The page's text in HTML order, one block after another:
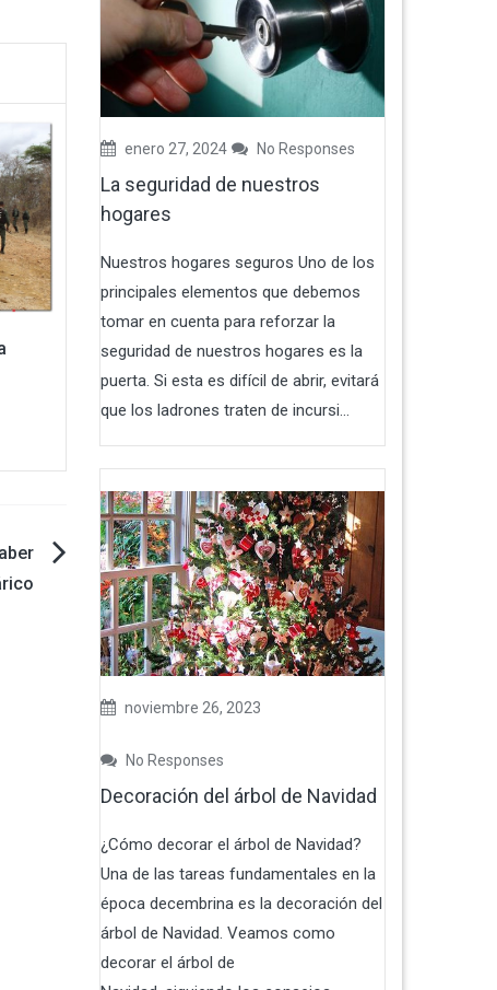
enero 27, 2024 No Responses
La seguridad de nuestros
hogares
Nuestros hogares seguros Uno de los
principales elementos que debemos
tomar en cuenta para reforzar la
seguridad de nuestros hogares es la
puerta. Si esta es difícil de abrir, evitará
que los ladrones traten de incursi...
noviembre 26, 2023
No Responses
Decoración del árbol de Navidad
¿Cómo decorar el árbol de Navidad?
Una de las tareas fundamentales en la
época decembrina es la decoración del
árbol de Navidad. Veamos como
decorar el árbol de